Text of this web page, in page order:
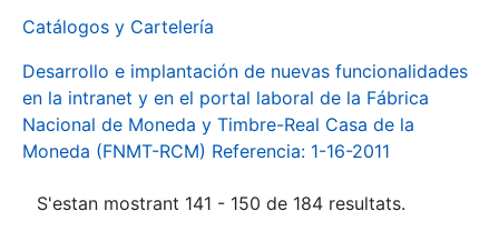
Catálogos y Cartelería
Desarrollo e implantación de nuevas funcionalidades
en la intranet y en el portal laboral de la Fábrica
Nacional de Moneda y Timbre-Real Casa de la
Moneda (FNMT-RCM) Referencia: 1-16-2011
S'estan mostrant 141 - 150 de 184 resultats.